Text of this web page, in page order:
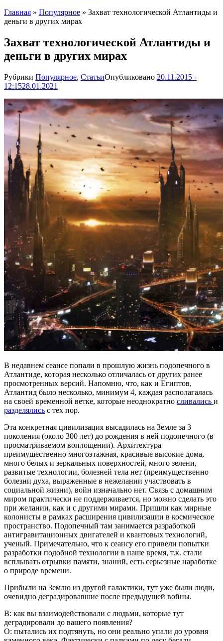
Главная » Популярное » Захват технологической Атлантиды и
деньги в других мирах
Захват технологической Атлантиды и
деньги в других мирах
Рубрики Популярное, СтатьиОпубликовано 20.11.2015 -
12:1528.01.2021
В недавнем сеансе попали в прошлую жизнь подопечного в
Атлантиде, которая несколько отличалась от других ранее
просмотренных версий. Напомню, что, как и Египтов,
Атлантид было несколько, минимум 4, каждая располагалась
на своей временной ветке, которые неоднократно сливались и
разделялись с тех пор.
Эта конкретная цивилизация высадилась на Земле за 3
поколения (около 300 лет) до рождения в ней подопечного (в
просматриваемом воплощении). Архитектура
преимущественно многоэтажная, красивые высокие дома,
много белых и зеркальных поверхностей, много зелени,
развитые технологии, болезней тела нет (преимущественно
болезни духа, выраженные в нежелании участвовать в
социальной жизни), войн изначально нет. Связь с домашним
миром практически не поддерживается, но можно сделать это
при желании, как и с другими мирами. Пришли как мирные
колонисты в рамках расширения цивилизации в космическое
пространство. Подопечный там занимается разработкой
антигравитационных двигателей и квантовых технологий,
ученый. Примечательно, что к сеансу его привели попытки
разработки подобной технологии в наше время, т.к. стали
всплывать отрывки памяти, знаний, есть серьезные наработке
о природе времени.
Прибыли на Землю из другой галактики, тут уже были люди,
очевидно деградировавшие после предыдущей войны.
В: как вы взаимодействовали с людьми, которые тут
деградировали до вашего появления?
О: пытались их подтянуть, но они реально упали до уровня